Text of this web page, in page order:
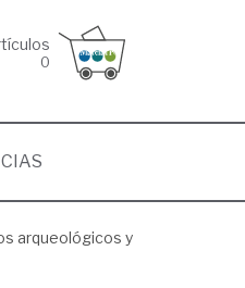
0
arqueológicos y